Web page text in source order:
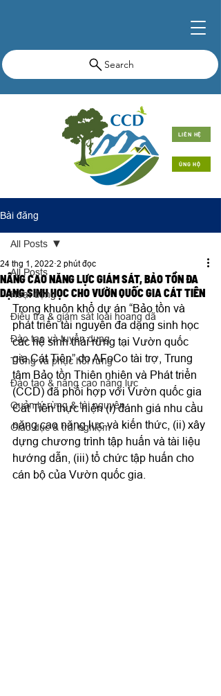
Search
LIÊN HỆ
ỦNG HỘ
Bài đăng
All Posts
Hoạt động
Điều tra & giám sát loài hoang dã
Đào tạo và tuyển dụng
Trồng và phục hồi rừng
Đào tạo & nâng cao năng lực
Quản lý rừng & tài nguyên
Giáo dục & trải nghiệm
All Posts
NÂNG CAO NĂNG LỰC GIÁM SÁT, BẢO TỒN ĐA
DẠNG SINH HỌC CHO VƯỜN QUỐC GIA CÁT TIÊN
24 thg 1, 2022 2 phút đọc
Trong khuôn khổ dự án “Bảo tồn và
phát triển tài nguyên đa dạng sinh học
các hệ sinh thái rừng tại Vườn quốc
gia Cát Tiên” do AFoCo tài trợ, Trung
tâm Bảo tồn Thiên nhiên và Phát triển
(CCD) đã phối hợp với Vườn quốc gia
Cát Tiên thực hiện (i) đánh giá nhu cầu
năng cao năng lực và kiến thức, (ii) xây
dựng chương trình tập huấn và tài liệu
hướng dẫn, (iii) tổ chức tập huấn cho
cán bộ của Vườn quốc gia.